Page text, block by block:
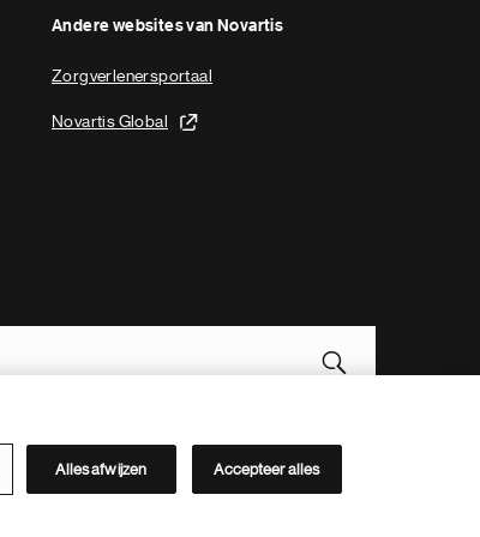
Andere websites van Novartis
Zorgverlenersportaal
Novartis Global
Novartis Site Directory
Deze website is bestemd voor inwoners van België
Alles afwijzen Accepteer alles